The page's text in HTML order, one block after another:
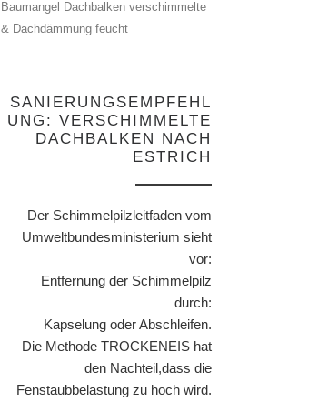
Baumangel Dachbalken verschimmelte
& Dachdämmung feucht
SANIERUNGSEMPFEHL
UNG: VERSCHIMMELTE
DACHBALKEN NACH
ESTRICH
Der Schimmelpilzleitfaden vom
Umweltbundesministerium sieht
vor:
Entfernung der Schimmelpilz
durch:
Kapselung oder Abschleifen.
Die Methode TROCKENEIS hat
den Nachteil,dass die
Fenstaubbelastung zu hoch wird.